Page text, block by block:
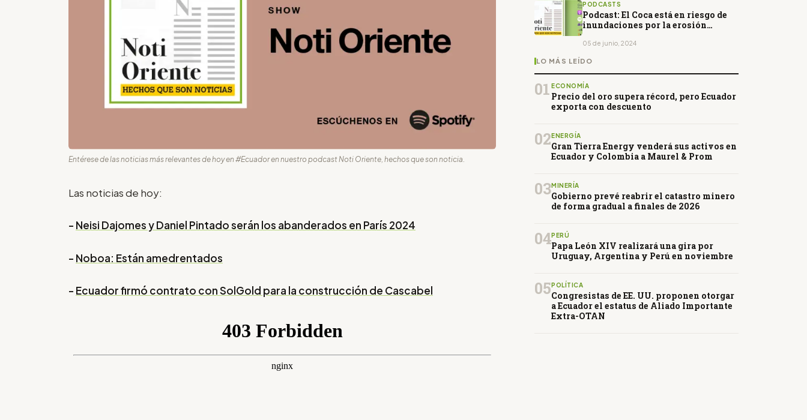
Entérese de las noticias más relevantes de hoy en #Ecuador en nuestro podcast Noti Oriente, hechos que son noticia.
Las noticias de hoy:
- Neisi Dajomes y Daniel Pintado serán los abanderados en París 2024
- Noboa: Están amedrentados
- Ecuador firmó contrato con SolGold para la construcción de Cascabel
PODCASTS
Podcast: El Coca está en riesgo de
inundaciones por la erosión
05 de junio, 2024
LO MÁS LEÍDO
01 ECONOMÍA
Precio del oro supera récord, pero Ecuador
exporta con descuento
02 ENERGÍA
Gran Tierra Energy venderá sus activos en
Ecuador y Colombia a Maurel & Prom
03MINERÍA
Gobierno prevé reabrir el catastro minero
de forma gradual a finales de 2026
04PERÚ
Papa León XIV realizará una gira por
Uruguay, Argentina y Perú en noviembre
05 POLÍTICA
Congresistas de EE. UU. proponen otorgar
a Ecuador el estatus de Aliado Importante
Extra-OTAN